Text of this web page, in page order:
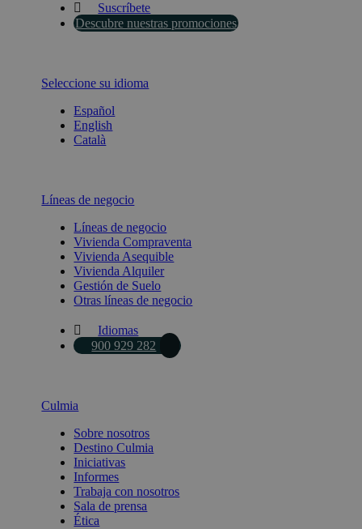
Suscríbete
Descubre nuestras promociones
Seleccione su idioma
Español
English
Català
Líneas de negocio
Líneas de negocio
Vivienda Compraventa
Vivienda Asequible
Vivienda Alquiler
Gestión de Suelo
Otras líneas de negocio
Idiomas
900 929 282
Culmia
Sobre nosotros
Destino Culmia
Iniciativas
Informes
Trabaja con nosotros
Sala de prensa
Ética